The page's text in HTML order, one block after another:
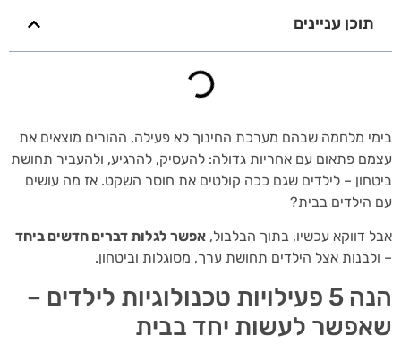
תוכן עניינים
מלחמה שבהם מערכת החינוך לא פעילה, ההורים מוצאים את
פתאום עם אחריות גדולה: להעסיק, להרגיע, ולהעביר תחושת
– לילדים שגם ככה קולטים את חוסר השקט. אז מה עושים
הילדים בבית?
דווקא עכשיו, בתוך הבלבול,אפשר לגלות דברים חדשים ביחד
אצל הילדים תחושת ערך, מסוגלות וביטחון.
הנה 5 פעילויות טכנולוגיות לילדים –
לעשות יחד בבית